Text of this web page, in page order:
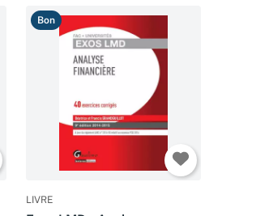
Bon
LIVRE